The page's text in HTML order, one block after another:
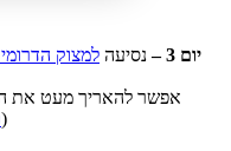
יום 3 –
נסיעה למצוק
(אפשר להאריך מעט את
)